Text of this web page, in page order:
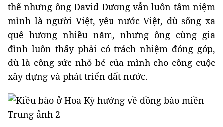
thế nhưng ông David Dương vẫn luôn tâm niệm
mình là người Việt, yêu nước Việt, dù sống xa
quê hương nhiều năm, nhưng ông cùng gia
đình luôn thấy phải có trách nhiệm đóng góp,
dù là công sức nhỏ bé của mình cho công cuộc
xây dựng và phát triển đất nước.